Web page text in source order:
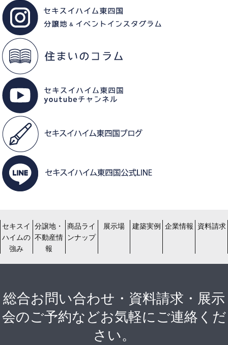
セキスイ
ハイムの
強み
分譲地・
不動産情
報
商品ライ
ンナップ
展示場 建築実例 企業情報 資料請求
総合お問い合わせ・資料請求・展示
会のご予約などお気軽にご連絡くだ
さい。